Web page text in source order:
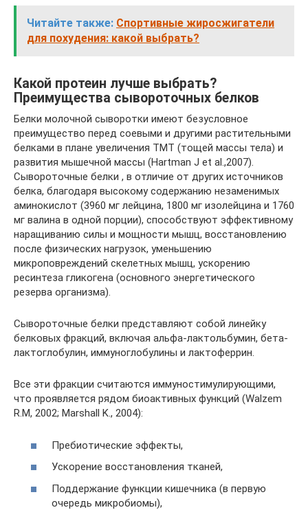
Читайте также: Спортивные жиросжигатели
для похудения: какой выбрать?
Какой протеин лучше выбрать?
Преимущества сывороточных белков
Белки молочной сыворотки имеют безусловное
преимущество перед соевыми и другими растительными
белками в плане увеличения ТМТ (тощей массы тела) и
развития мышечной массы (Hartman J et al.,2007).
Сывороточные белки , в отличие от других источников
белка, благодаря высокому содержанию незаменимых
аминокислот (3960 мг лейцина, 1800 мг изолейцина и 1760
мг валина в одной порции), способствуют эффективному
наращиванию силы и мощности мышц, восстановлению
после физических нагрузок, уменьшению
микроповреждений скелетных мышц, ускорению
ресинтеза гликогена (основного энергетического
резерва организма).
Сывороточные белки представляют собой линейку
белковых фракций, включая альфа-лактольбумин, бета-
лактоглобулин, иммуноглобулины и лактоферрин.
Все эти фракции считаются иммуностимулирующими,
что проявляется рядом биоактивных функций (Walzem
R.M, 2002; Marshall K., 2004):
Пребиотические эффекты,
Ускорение восстановления тканей,
Поддержание функции кишечника (в первую
очередь микробиомы),